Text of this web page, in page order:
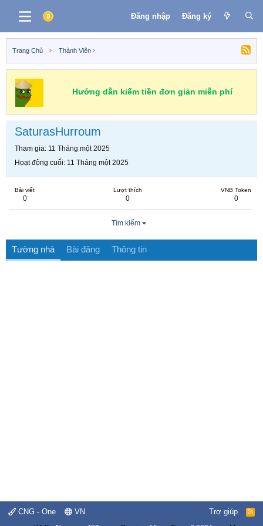
Đăng nhập Đăng ký
Trang Chủ Thành Viên
Hướng dẫn kiếm tiền đơn giản miễn phí
SaturasHurroum
Tham gia 11 Tháng một 2025
Hoạt động cuối 11 Tháng một 2025
Bài viết
0
Lượt thích
0
VNB Token
0
Tìm kiếm
Tường nhà Bài đăng Thông tin
CNG - One VN Trợ giúp
R